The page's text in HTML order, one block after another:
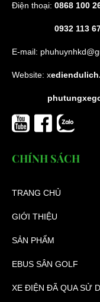
Điện thoại: 0868 100
0932 113
E-mail:
Website: x
CHÍNH SÁCH
TRANG CHỦ
GIỚI THIỆU
SẢN PHẨM
EBUS SÂN GOLF
XE ĐIỆN ĐÃ QUA SỬ